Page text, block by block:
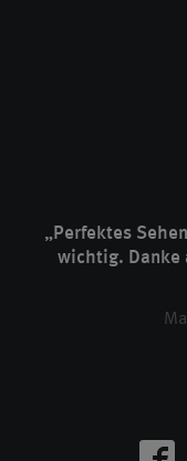
„Perfektes
wichtig. Danke